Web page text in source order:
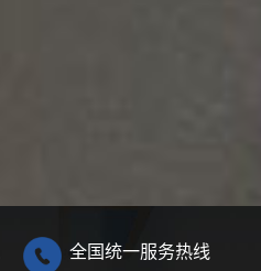
全国统一服务热线